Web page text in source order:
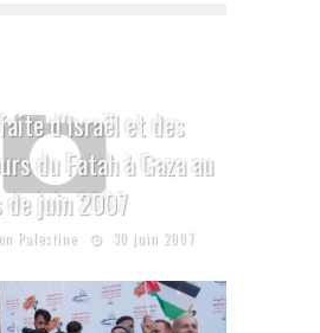
d’Israël et des
du Fatah à Gaza au
de juin 2007
Palestine 30 juin 2007